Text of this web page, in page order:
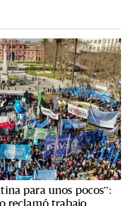
para unos pocos”:
reclamó trabajo,